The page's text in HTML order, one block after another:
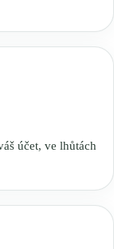
účet, ve lhůtách